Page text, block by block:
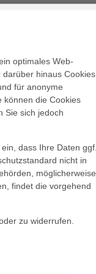
optimales Web-
hinaus Cookies
für anonyme
können die Cookies
Sie sich jedoch
dass Ihre Daten ggf.
nicht in
möglicherweise
findet die vorgehend
zu widerrufen.